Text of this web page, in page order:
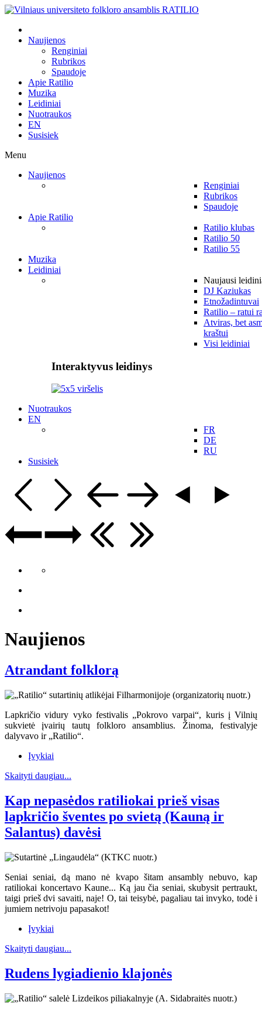
Naujienos
Renginiai
Rubrikos
Spaudoje
Apie Ratilio
Muzika
Leidiniai
Nuotraukos
EN
Susisiek
Menu
Naujienos
Renginiai
Rubrikos
Spaudoje
Apie Ratilio
Ratilio klubas
Ratilio 50
Ratilio 55
Muzika
Leidiniai
Naujausi
DJ Kaziukas
Etnožadintuvai
Ratilio – ratui
Atviras, bet
kraštui
Visi leidiniai
Interaktyvus leidinys
Nuotraukos
EN
FR
DE
RU
Susisiek
Naujienos
Atrandant folklorą
Lapkričio vidury vyko festivalis „Pokrovo varpai“, kuris į Vilnių
sukvietė įvairių tautų folkloro ansamblius. Žinoma, festivalyje
dalyvavo ir „Ratilio“.
Įvykiai
Skaityti daugiau...
Kap nepasėdos ratiliokai prieš visas
lapkričio šventes po svietą (Kauną ir
Salantus) davėsi
Seniai seniai, dą mano nė kvapo šitam ansambly nebuvo, kap
ratiliokai koncertavo Kaune... Ką jau čia seniai, skubysit pertraukt,
taigi prieš dvi savaiti, naje! O, tai teisybė, pagaliau tai invyko, todė i
jumiem netrivoju papasakot!
Įvykiai
Skaityti daugiau...
Rudens lygiadienio klajonės